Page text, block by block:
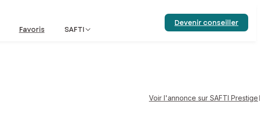
Favoris SAFTI
Devenir conseiller
Voir l'annonce sur SAFTI Prestige